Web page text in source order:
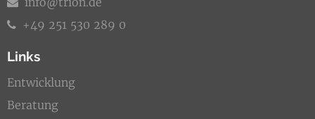
+49 251 530 289 0
Links
Entwicklung
Beratung